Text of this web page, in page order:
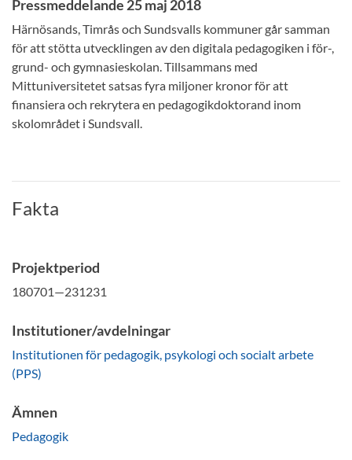
Pressmeddelande 25maj 2018
Härnösands, Timrås och Sundsvalls kommuner går samman
för att stötta utvecklingen av den digitala pedagogiken i för-,
grund- och gymnasieskolan. Tillsammans med
Mittuniversitetet satsas fyra miljoner kronor för att
finansiera och rekrytera en pedagogikdoktorand inom
skolområdet i Sundsvall.
Fakta
Projektperiod
180701—231231
Institutioner/avdelningar
Institutionen för pedagogik, psykologi och socialt arbete
(PPS)
Ämnen
Pedagogik